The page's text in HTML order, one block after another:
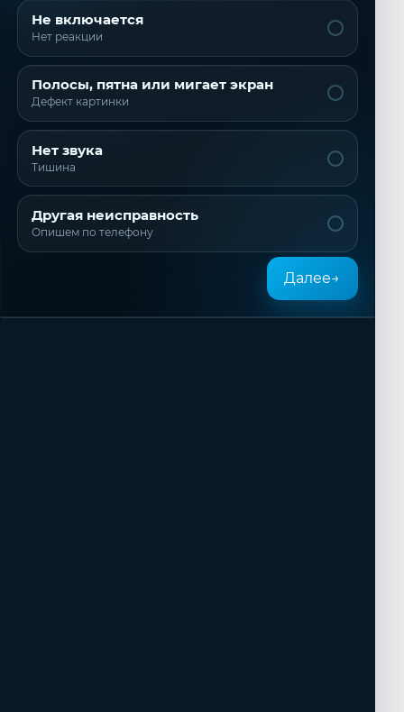
Не включается
Нет реакции
Полосы, пятна или мигает экран
Дефект картинки
Нет звука
Тишина
Другая неисправность
Опишем по телефону
Далее→